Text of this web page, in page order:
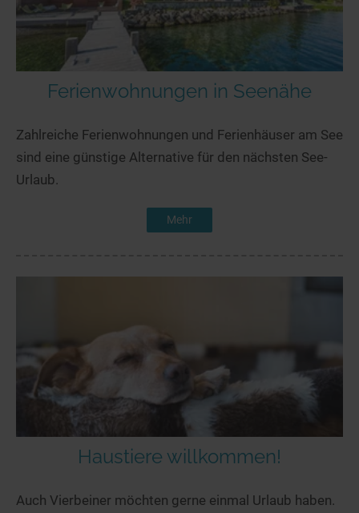
Ferienwohnungen in Seenähe
Zahlreiche Ferienwohnungen und Ferienhäuser am See
sind eine günstige Alternative für den nächsten See-
Urlaub.
Mehr
Haustiere willkommen!
Auch Vierbeiner möchten gerne einmal Urlaub haben.